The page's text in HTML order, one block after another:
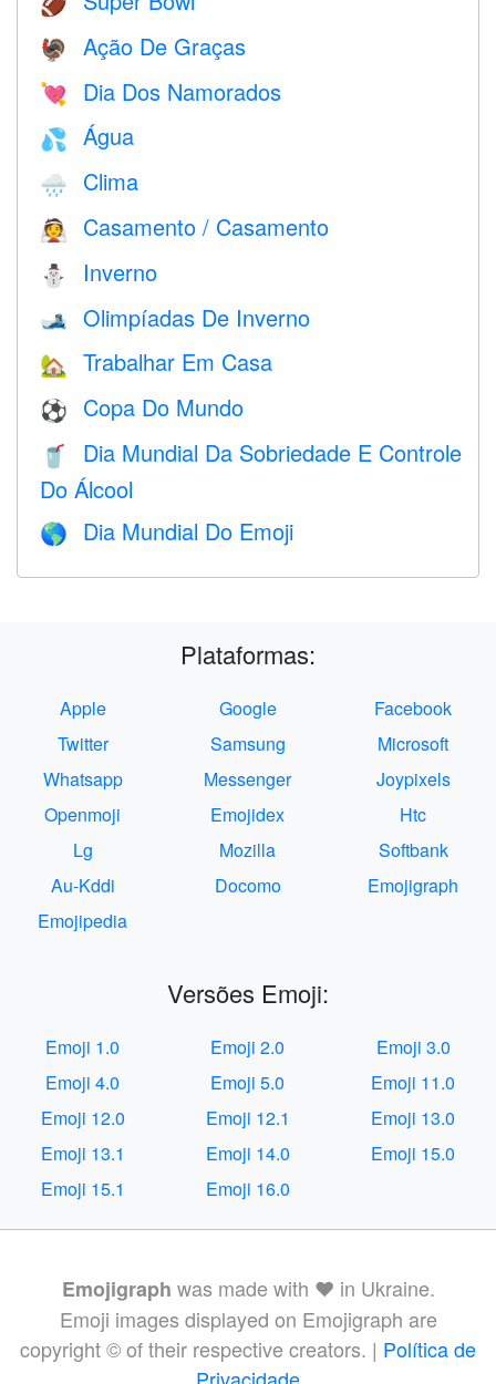
🦃 Ação De Graças
💘 Dia Dos Namorados
💦 Água
🌧 Clima
👰 Casamento / Casamento
⛄ Inverno
🎿 Olimpíadas De Inverno
🏡 Trabalhar Em Casa
⚽ Copa Do Mundo
🥤
Dia Mundial Da Sobriedade E Controle
Do Álcool
🌎 Dia Mundial Do Emoji
Plataformas:
Apple Google
Facebook
Twitter
Samsung
Microsoft
Whatsapp
Messenger
Joypixels
Openmoji
Emojidex
Htc
Lg
Mozilla
Softbank
Au-Kddi
Docomo
Emojigraph
Emojipedia
Versões Emoji:
Emoji 1.0 Emoji 2.0
Emoji 3.0
Emoji 4.0
Emoji 5.0
Emoji 11.0
Emoji 12.0
Emoji 12.1
Emoji 13.0
Emoji 13.1
Emoji 14.0
Emoji 15.0
Emoji 15.1
Emoji 16.0
Emojigraph was made with ❤️ in Ukraine.
Emoji images displayed on Emojigraph are
copyright © of their respective creators. | Política de